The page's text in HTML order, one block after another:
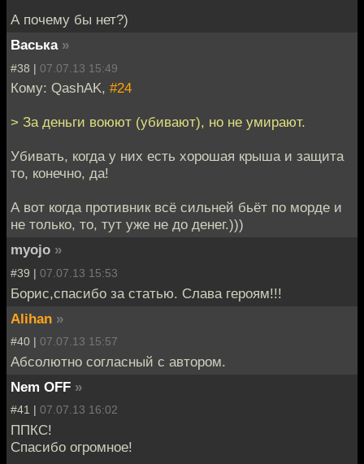
А почему бы нет?)
Васька »
#38 | 07.07.13 15:49
Кому: QashAK, #24
> За деньги воюют (убивают), но не умирают.
Убивать, когда у них есть хорошая крыша и защита
то, конечно, да!
А вот когда противник всё сильней бьёт по морде и
не только, то, тут уже не до денег.)))
myojo »
#39 | 07.07.13 15:53
Борис,спасибо за статью. Слава героям!!!
Alihan »
#40 | 07.07.13 15:57
Абсолютно согласный с автором.
Nem OFF »
#41 | 07.07.13 16:02
ППКС!
Спасибо огромное!